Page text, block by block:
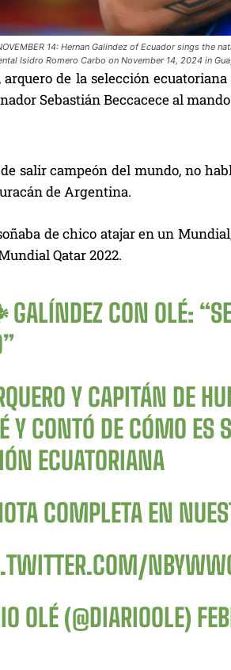
14: Hernan Galindez of Ecuador sings
Isidro Romero Carbo on November 14, 2024 in
de la selección
Sebastián Beccacece al
salir campeón del mundo, no
de Argentina.
de chico atajar en un
Qatar 2022.
CON OLÉ:
Y CAPITÁN DE
Y CONTÓ DE CÓMO ES
ECUATORIANA
COMPLETA EN
OLÉ (@DIARIOOLE)